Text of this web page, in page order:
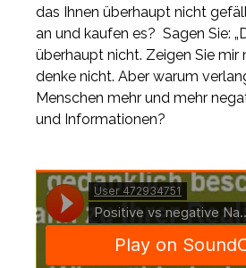
das Ihnen überhaupt nicht
an und kaufen es? Sagen Sie:
überhaupt nicht. Zeigen Sie mir
denke nicht. Aber warum
Menschen mehr und mehr
und Informationen?